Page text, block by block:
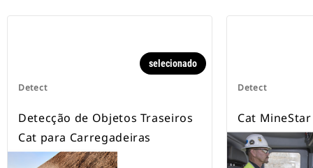
Detect
selecionado
Detecção de Objetos Traseiros
Cat para Carregadeiras
Detect
Cat